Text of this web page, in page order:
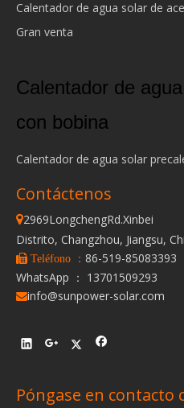
Calentador de agua solar de
Gran venta
Calentador de
con bobina
Calentador de agua solar
Contáctenos
2969LongchengRd.Xinbei
Distrito, Changzhou, Jiangsu,
 Teléfono ： 86-519-85083393
WhatsApp ： 13701509293
info@sunpower-solar.com
Póngase en contacto